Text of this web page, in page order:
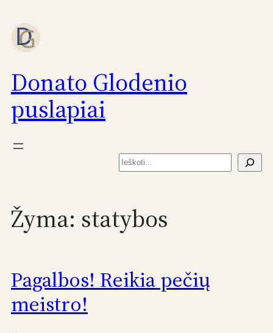
prie
turinio
Donato Glodenio
puslapiai
Paieška
Žyma: statybos
Pagalbos! Reikia pečių
meistro!